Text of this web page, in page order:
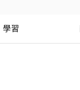
學習